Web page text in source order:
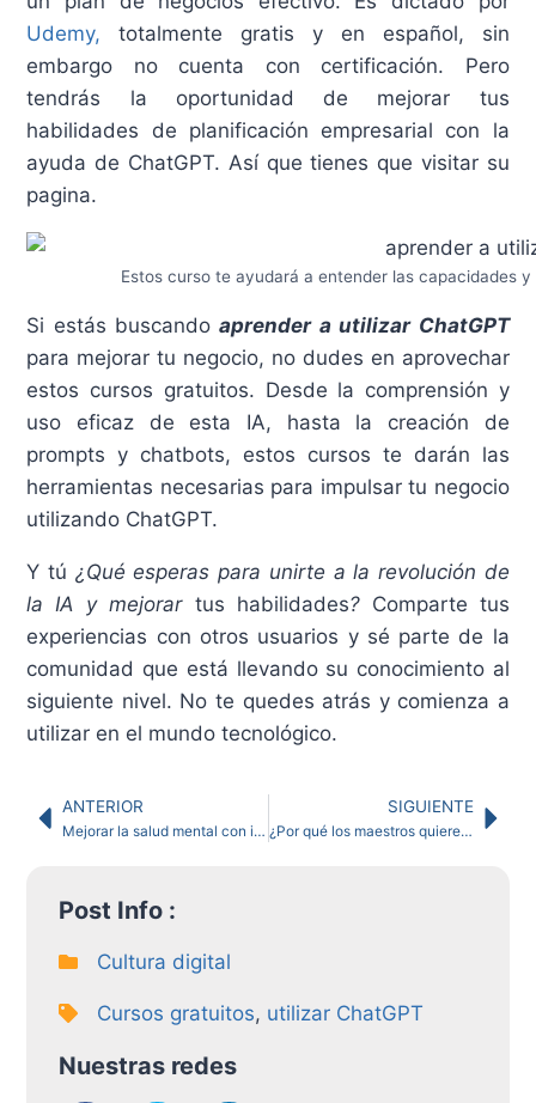
Udemy, totalmente gratis y en español, sin
embargo no cuenta con certificación. Pero
tendrás la oportunidad de mejorar tus
habilidades de planificación empresarial con la
ayuda de ChatGPT. Así que tienes que visitar su
pagina.
Estos curso te ayudará a entender las capacidades
Si estás buscando aprender a utilizar ChatGPT
para mejorar tu negocio, no dudes en aprovechar
estos cursos gratuitos. Desde la comprensión y
uso eficaz de esta IA, hasta la creación de
prompts y chatbots, estos cursos te darán las
herramientas necesarias para impulsar tu negocio
utilizando ChatGPT.
Y tú ¿Qué esperas para unirte a la revolución de
la IA y mejorar tus habilidades? Comparte tus
experiencias con otros usuarios y sé parte de la
comunidad que está llevando su conocimiento al
siguiente nivel. No te quedes atrás y comienza a
utilizar en el mundo tecnológico.
ANTERIOR
Mejorar la salud mental con inteligencia artificial: 2 proyectos desafiantes para prevenir depresión y salvar vidas
SIGUIENTE
¿Por qué los maestros quieren retirarse?
Post Info :
Cultura digital
Cursos gratuitos, utilizar ChatGPT
Nuestras redes